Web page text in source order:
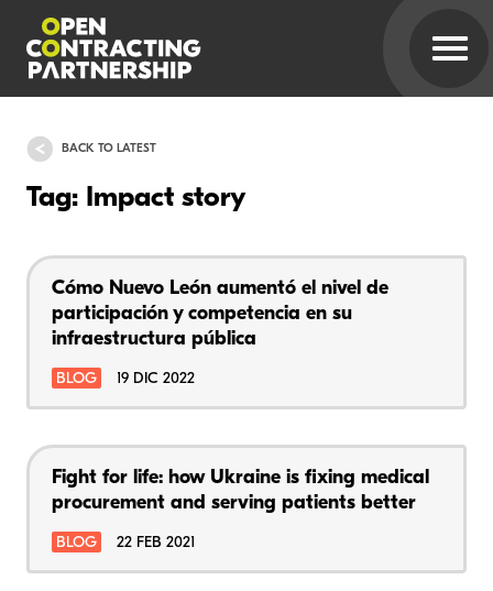
BACK TO LATEST
Tag: Impact story
Cómo Nuevo León aumentó el nivel de
participación y competencia en su
infraestructura pública
BLOG 19 DIC 2022
Fight for life: how Ukraine is fixing medical
procurement and serving patients better
BLOG 22 FEB 2021